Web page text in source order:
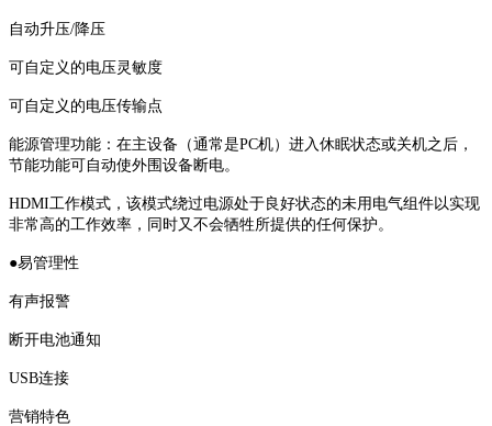
自动升压/降压
可自定义的电压灵敏度
可自定义的电压传输点
能源管理功能：在主设备（通常是PC机）进入休眠状态或关机之后，
节能功能可自动使外围设备断电。
HDMI工作模式，该模式绕过电源处于良好状态的未用电气组件以实现
非常高的工作效率，同时又不会牺牲所提供的任何保护。
●易管理性
有声报警
断开电池通知
USB连接
营销特色